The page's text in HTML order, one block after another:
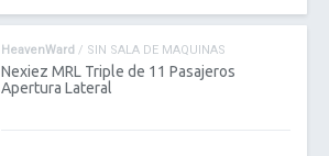
HeavenWard / SIN SALA DE MAQUINAS
Nexiez MRL Triple de 11 Pasajeros
Apertura Lateral